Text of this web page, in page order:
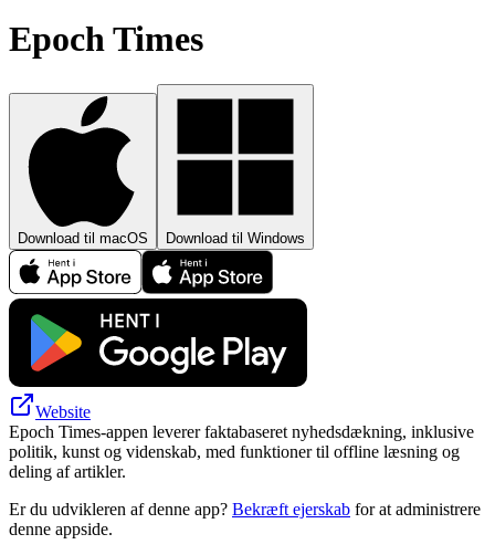
Epoch Times
Download til macOS Download til Windows
Website
Epoch Times-appen leverer faktabaseret nyhedsdækning, inklusive
politik, kunst og videnskab, med funktioner til offline læsning og
deling af artikler.
Er du udvikleren af denne app? Bekræft ejerskab for at administrere
denne appside.